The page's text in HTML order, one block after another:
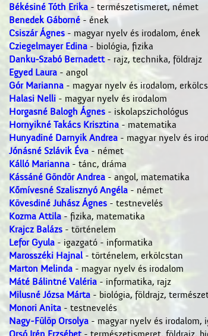
Békésiné Tóth Erika- természetismeret, német
Benedek Gáborné- ének
Csiszár Ágnes- magyar nyelv és irodalom, ének
Cziegelmayer Edina- biológia, fizika
Danku-Szabó Bernadett- rajz, technika, földrajz
Egyed Laura- angol
Gór Marianna- magyar nyelv és irodalom,
Halasi Nelli- magyar nyelv és irodalom
Horgasné Balogh Ágnes- iskolapszichológus
Hornyikné Takács Krisztina- matematika
Hunyadiné Darnyik Andrea- magyar nyelv és
Jónásné Szlávik Éva- német
Kálló Marianna- tánc, dráma
Kássáné Göndör Andrea- angol, matematika
Kőmívesné Szalisznyó Angéla- német
Kövesdiné Juhász Ágnes- testnevelés
Kozma Attila- fizika, matematika
Krajcz Balázs- történelem
Lefor Gyula- igazgató - informatika
Marosszéki Hajnal- történelem, erkölcstan
Marton Melinda- magyar nyelv és irodalom
Máté Bálintné Valéria- informatika, rajz
Milusné Józsa Márta- biológia, földrajz,
Monori Anita- testnevelés
Nagy-Fülöp Orsolya- magyar nyelv és irodalom,